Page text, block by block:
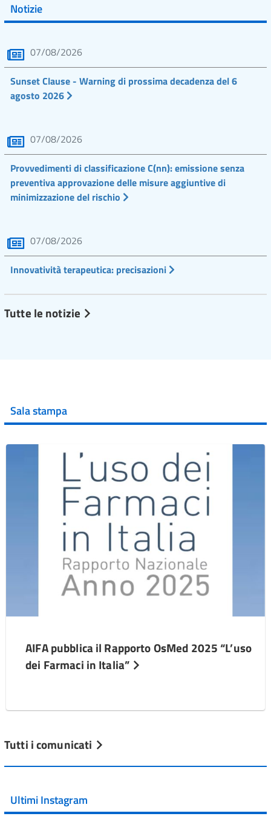
Notizie
07/08/2026
Sunset Clause - Warning di prossima decadenza del 6
agosto 2026
07/08/2026
Provvedimenti di classificazione C(nn): emissione senza
preventiva approvazione delle misure aggiuntive di
minimizzazione del rischio
07/08/2026
Innovatività terapeutica: precisazioni
Tutte le notizie
Sala stampa
AIFA pubblica il Rapporto OsMed 2025 “L’uso
dei Farmaci in Italia”
Tutti i comunicati
Ultimi Instagram